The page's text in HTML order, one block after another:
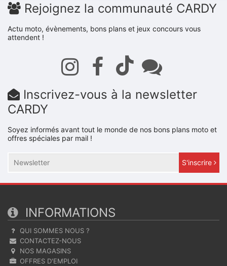
Rejoignez la communauté CARDY
Actu moto, évènements, bons plans et jeux concours vous
attendent !
Inscrivez-vous à la newsletter
CARDY
Soyez informés avant tout le monde de nos bons plans moto et
offres spéciales par mail !
S'inscrire
INFORMATIONS
QUI SOMMES NOUS ?
CONTACTEZ-NOUS
NOS MAGASINS
OFFRES D'EMPLOI